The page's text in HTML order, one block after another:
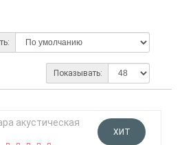
Показывать:
ХИТ